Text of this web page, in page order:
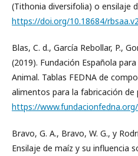
(Tithonia diversifolia) o ensilaje
https://doi.org/10.18684/
Blas, C. d., García Rebollar, P.,
(2019). Fundación Española
Animal. Tablas FEDNA de
alimentos para la fabricación
https://
Bravo, G. A., Bravo, W. G., y
Ensilaje de maíz y su influencia